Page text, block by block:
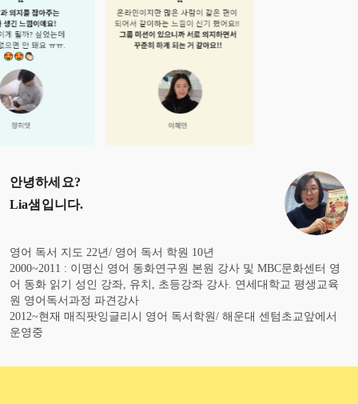
안녕하세요?
Lia샘 입니다.
영어 독서 지도 22년/ 영어 독서 학원 10년
2000~2011 : 이명신 영어 동화연구원 본원 강사 및 MBC문화센터 영
어 동화 읽기 성인 강좌, 유치, 초등강좌 강사. 연세대학교 평생교육
원 영어독서과정 파견강사
2012~현재 매직팟잉글리시 영어 독서학원/ 해운대 센텀초교앞에서
운영중